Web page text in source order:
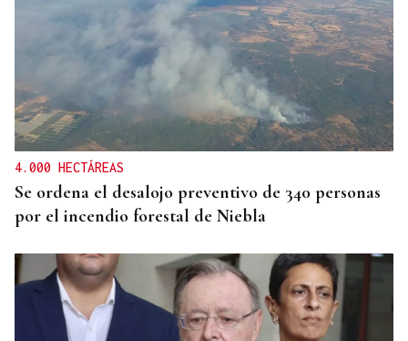
Un herido en la colisión entre dos coches en la
entrada a las termas de Outariz
4.000 HECTÁREAS
Se ordena el desalojo preventivo de 340 personas
por el incendio forestal de Niebla